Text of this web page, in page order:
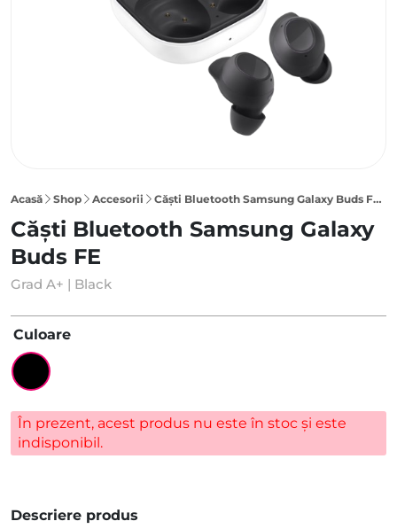
Acasă Shop Accesorii Căști Bluetooth Samsung Galaxy Buds FE, Black
Căști Bluetooth Samsung Galaxy
Buds FE
Grad A+ | Black
Culoare
În prezent, acest produs nu este în stoc și este
indisponibil.
Descriere produs